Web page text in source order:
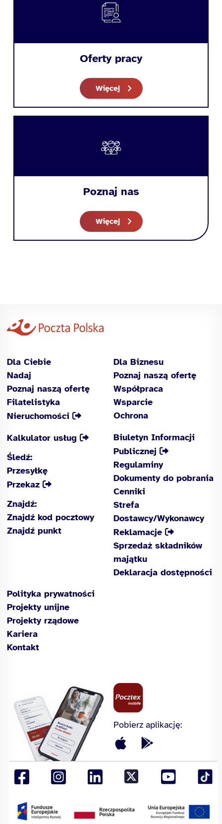
Oferty pracy
Więcej
Poznaj nas
Więcej
Dla Ciebie
Nadaj
Poznaj naszą ofertę
Filatelistyka
Nieruchomości
Dla Biznesu
Poznaj naszą ofertę
Współpraca
Wsparcie
Ochrona
Kalkulator usług
Śledź:
Przesyłkę
Przekaz
Znajdź:
Znajdź kod pocztowy
Znajdź punkt
Biuletyn Informacji
Publicznej
Regulaminy
Dokumenty do pobrania
Cenniki
Strefa
Dostawcy/Wykonawcy
Reklamacje
Sprzedaż składników
majątku
Deklaracja dostępności
Polityka prywatności
Projekty unijne
Projekty rządowe
Kariera
Kontakt
Pobierz aplikację: